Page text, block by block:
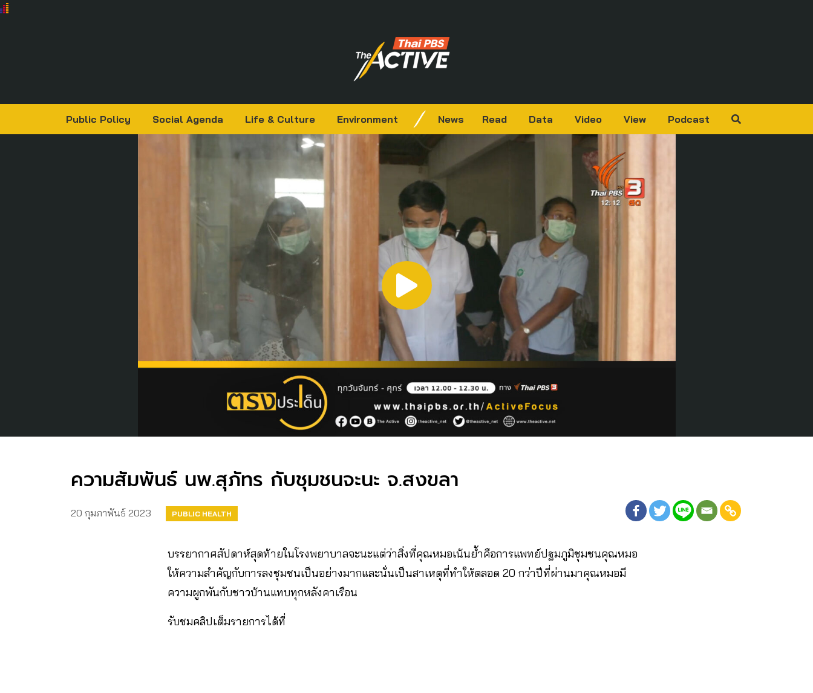
Public Policy Social Agenda Life & Culture Environment News Read Data Video View Podcast
ความสัมพันธ์ นพ.สุภัทร กับชุมชนจะนะ จ.สงขลา
20 กุมภาพันธ์ 2023 PUBLIC HEALTH
บรรยากาศสัปดาห์สุดท้ายในโรงพยาบาลจะนะแต่ว่าสิ่งที่คุณหมอเน้นย้ำคือการแพทย์ปฐมภูมิชุมชนคุณหมอ
ให้ความสำคัญกับการลงชุมชนเป็นอย่างมากและนั่นเป็นสาเหตุที่ทำให้ตลอด 20 กว่าปีที่ผ่านมาคุณหมอมี
ความผูกพันกับชาวบ้านแทบทุกหลังคาเรือน
รับชมคลิปเต็มรายการได้ที่